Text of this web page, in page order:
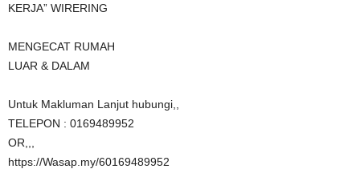
KERJA” WIRERING
MENGECAT RUMAH
LUAR & DALAM
Untuk Makluman Lanjut hubungi,,
TELEPON : 0169489952
OR,,,
https://Wasap.my/60169489952